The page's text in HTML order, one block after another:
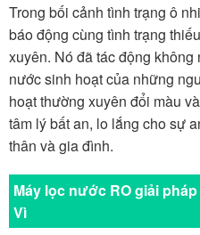
Trong bối cảnh tình trạng ô
báo động cùng tình trạng
xuyên. Nó đã tác động
nước sinh hoạt của những
hoạt thường xuyên đổi màu
tâm lý bất an, lo lắng cho sự
thân và gia đình.
Máy lọc nước RO giải
Vì